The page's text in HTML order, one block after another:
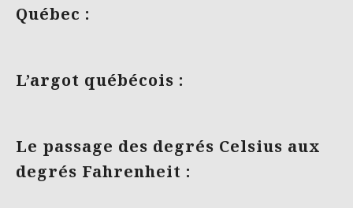
Québec :
L’argot québécois :
Le passage des degrés Celsius aux
degrés Fahrenheit :